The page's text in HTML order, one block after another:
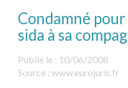
Condamné
sida à sa
Publié le : 10/06/2008
Source : www.eurojuris.fr